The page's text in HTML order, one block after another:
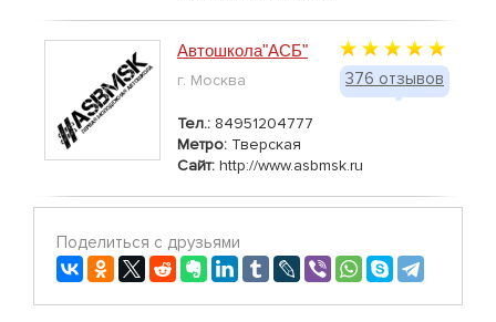
376 отзывов
Автошкола"АСБ"
г. Москва
Тел.: 84951204777
Метро: Тверская
Сайт: http://www.asbmsk.ru
Поделиться с друзьями